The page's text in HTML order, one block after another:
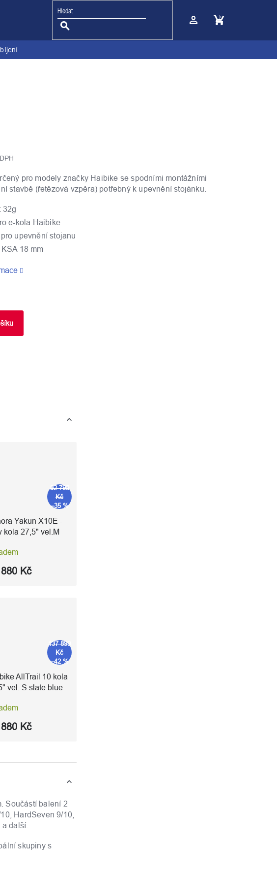
Nákupní
pro modely značky Haibike se spodními montážními
stavbě (řetězová vzpěra) potřebný k upevnění stojánku.
32g
e-kola Haibike
upevnění stojanu
18 mm
92 799
Kč
–35 %
Yakun X10E -
kola 27,5" vel.M
Kč
137 899
Kč
–42 %
AllTrail 10 kola
vel. S slate blue
Kč
Součástí balení 2
HardSeven 9/10,
další.
skupiny s